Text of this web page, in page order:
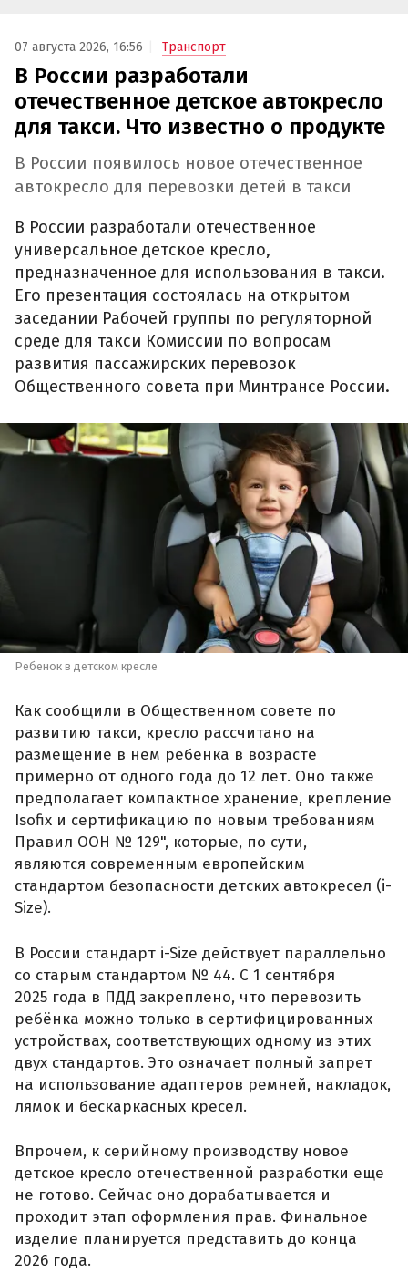
07 августа 2026, 16:56 Транспорт
В России разработали
отечественное детское автокресло
для такси. Что известно о продукте
В России появилось новое отечественное
автокресло для перевозки детей в такси
В России разработали отечественное
универсальное детское кресло,
предназначенное для использования в такси.
Его презентация состоялась на открытом
заседании Рабочей группы по регуляторной
среде для такси Комиссии по вопросам
развития пассажирских перевозок
Общественного совета при Минтрансе России.
Ребенок в детском кресле
Как сообщили в Общественном совете по
развитию такси, кресло рассчитано на
размещение в нем ребенка в возрасте
примерно от одного года до 12 лет. Оно также
предполагает компактное хранение, крепление
Isofix и сертификацию по новым требованиям
Правил ООН № 129", которые, по сути,
являются современным европейским
стандартом безопасности детских автокресел (i-
Size).
В России стандарт i-Size действует параллельно
со старым стандартом № 44. С 1 сентября
2025 года в ПДД закреплено, что перевозить
ребёнка можно только в сертифицированных
устройствах, соответствующих одному из этих
двух стандартов. Это означает полный запрет
на использование адаптеров ремней, накладок,
лямок и бескаркасных кресел.
Впрочем, к серийному производству новое
детское кресло отечественной разработки еще
не готово. Сейчас оно дорабатывается и
проходит этап оформления прав. Финальное
изделие планируется представить до конца
2026 года.